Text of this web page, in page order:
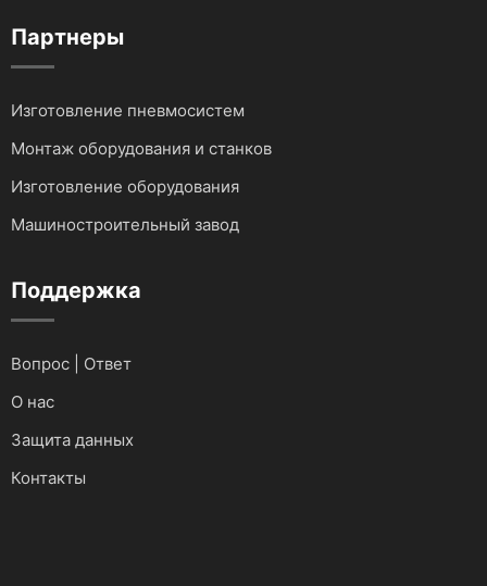
Партнеры
Изготовление пневмосистем
Монтаж оборудования и станков
Изготовление оборудования
Машиностроительный завод
Поддержка
Вопрос | Ответ
О нас
Защита данных
Контакты